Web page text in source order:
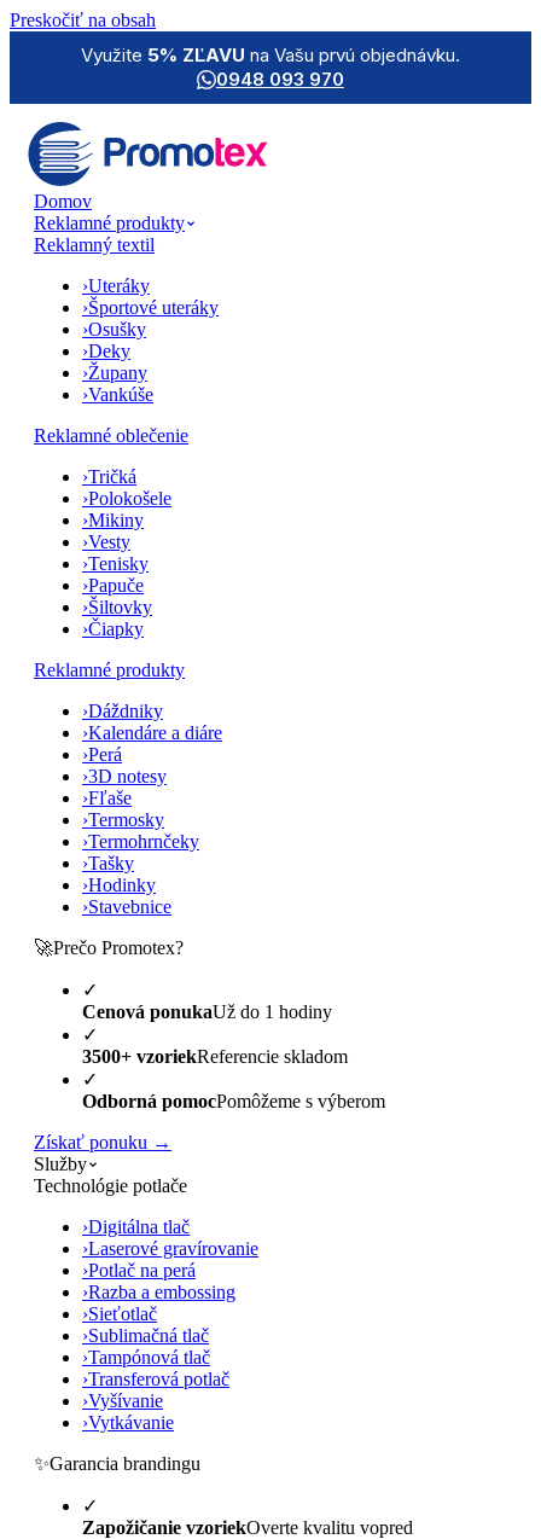
Preskočiť na obsah
Využite 5% ZĽAVU na Vašu prvú objednávku.
0948 093 970
Domov
Reklamné produkty
Reklamný textil
›Uteráky
›Športové uteráky
›Osušky
›Deky
›Župany
›Vankúše
Reklamné oblečenie
›Tričká
›Polokošele
›Mikiny
›Vesty
›Tenisky
›Papuče
›Šiltovky
›Čiapky
Reklamné produkty
›Dáždniky
›Kalendáre a diáre
›Perá
›3D notesy
›Fľaše
›Termosky
›Termohrnčeky
›Tašky
›Hodinky
›Stavebnice
🚀Prečo Promotex?
✓
Cenová ponukaUž do 1 hodiny
✓
3500+ vzoriekReferencie skladom
✓
Odborná pomocPomôžeme s výberom
Získať ponuku →
Služby
Technológie potlače
›Digitálna tlač
›Laserové gravírovanie
›Potlač na perá
›Razba a embossing
›Sieťotlač
›Sublimačná tlač
›Tampónová tlač
›Transferová potlač
›Vyšívanie
›Vytkávanie
✨Garancia brandingu
✓
Zapožičanie vzoriekOverte kvalitu vopred